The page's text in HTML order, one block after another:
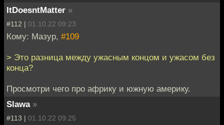
ItDoesntMatter »
#112 | 01.10.22 09:23
Кому: Мазур, #109
> Это разница между ужасным концом и ужасом без
конца?
Просмотри чего про африку и южную америку.
Slawa »
#113 | 01.10.22 09:25